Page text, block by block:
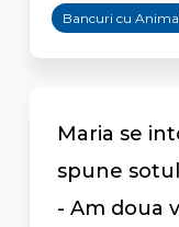
Bancuri cu
Maria se
spune
- Am doua